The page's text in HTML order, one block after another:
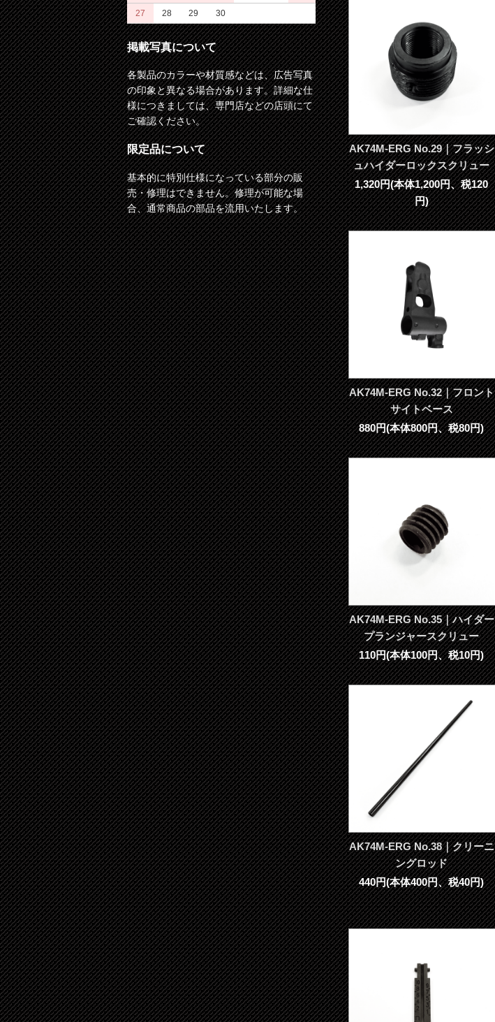
AK74M-ERG No.29｜フラッシ
ュハイダーロックスクリュー
1,320円(本体1,200円、税120
円)
AK74M-ERG No.32｜フロント
サイトベース
880円(本体800円、税80円)
AK74M-ERG No.35｜ハイダー
プランジャースクリュー
110円(本体100円、税10円)
AK74M-ERG No.38｜クリーニ
ングロッド
440円(本体400円、税40円)
27 28 29 30
掲載写真について
各製品のカラーや材質感などは、広告写真
の印象と異なる場合があります。詳細な仕
様につきましては、専門店などの店頭にて
ご確認ください。
限定品について
基本的に特別仕様になっている部分の販
売・修理はできません。修理が可能な場
合、通常商品の部品を流用いたします。